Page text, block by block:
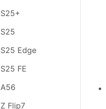
Edge
FE
Flip7